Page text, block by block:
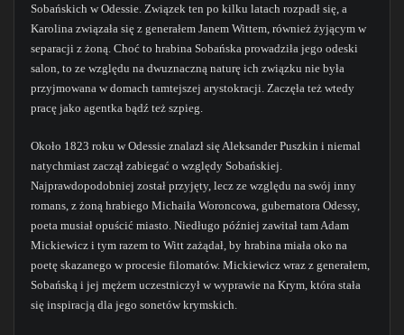
Sobańskich w Odessie. Związek ten po kilku latach rozpadł się, a
Karolina związała się z generałem Janem Wittem, również żyjącym w
separacji z żoną. Choć to hrabina Sobańska prowadziła jego odeski
salon, to ze względu na dwuznaczną naturę ich związku nie była
przyjmowana w domach tamtejszej arystokracji. Zaczęła też wtedy
pracę jako agentka bądź też szpieg.
Około 1823 roku w Odessie znalazł się Aleksander Puszkin i niemal
natychmiast zaczął zabiegać o względy Sobańskiej.
Najprawdopodobniej został przyjęty, lecz ze względu na swój inny
romans, z żoną hrabiego Michaiła Woroncowa, gubernatora Odessy,
poeta musiał opuścić miasto. Niedługo później zawitał tam Adam
Mickiewicz i tym razem to Witt zażądał, by hrabina miała oko na
poetę skazanego w procesie filomatów. Mickiewicz wraz z generałem,
Sobańską i jej mężem uczestniczył w wyprawie na Krym, która stała
się inspiracją dla jego sonetów krymskich.